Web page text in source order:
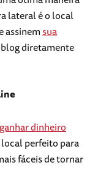
lateral é o local
assinemsua
diretamente
ganhar dinheiro
perfeito para
fáceis de tornar